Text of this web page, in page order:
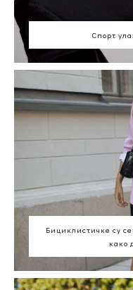
Спорт
Бициклистичке су
како